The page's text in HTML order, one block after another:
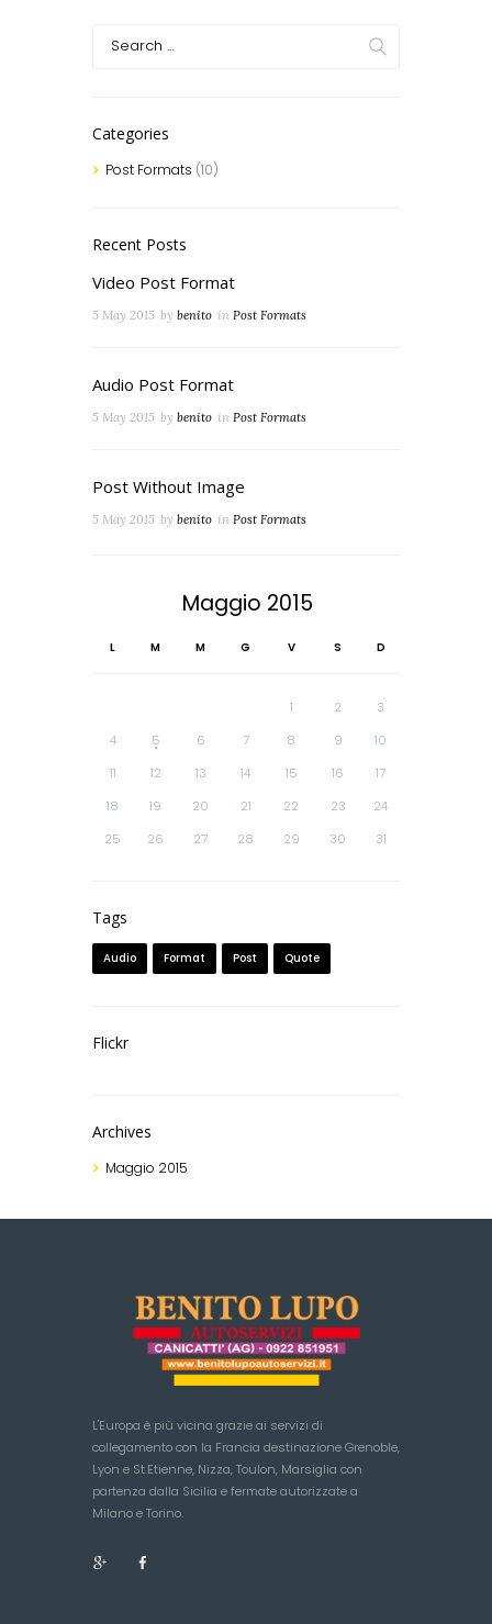
Categories
Post Formats (10)
Recent Posts
Video Post Format
5 May 2015 by benito in Post Formats
Audio Post Format
5 May 2015 by benito in Post Formats
Post Without Image
5 May 2015 by benito in Post Formats
Maggio 2015
L M M G V S D
1 2
3
4
5 6 7 8 9
10
11
12 13 14 15 16
17
18
19 20 21 22 23
24
25
26 27 28 29 30 31
Tags
Audio Format Post Quote
Flickr
Archives
Maggio 2015
L'Europa è più vicina grazie ai servizi di
collegamento con la Francia destinazione Grenoble,
Lyon e St.Etienne, Nizza, Toulon, Marsiglia con
partenza dalla Sicilia e fermate autorizzate a
Milano e Torino.